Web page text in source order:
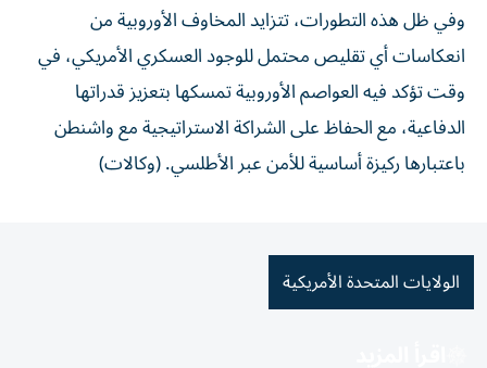
وفي ظل هذه التطورات، تتزايد المخاوف الأوروبية من
انعكاسات أي تقليص محتمل للوجود العسكري الأمريكي، في
وقت تؤكد فيه العواصم الأوروبية تمسكها بتعزيز قدراتها
الدفاعية، مع الحفاظ على الشراكة الاستراتيجية مع واشنطن
باعتبارها ركيزة أساسية للأمن عبر الأطلسي. (وكالات)
الولايات المتحدة الأمريكية